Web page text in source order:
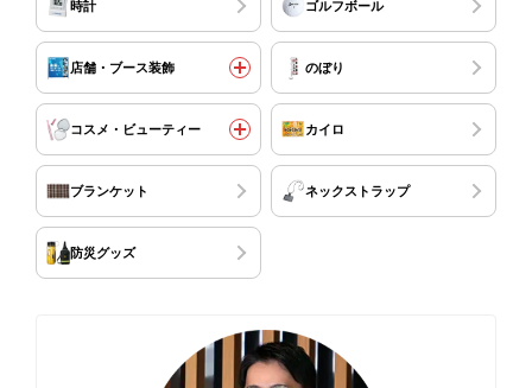
時計 ゴルフボール
店舗・ブース装飾 のぼり
コスメ・ビューティー カイロ
ブランケット ネックストラップ
防災グッズ